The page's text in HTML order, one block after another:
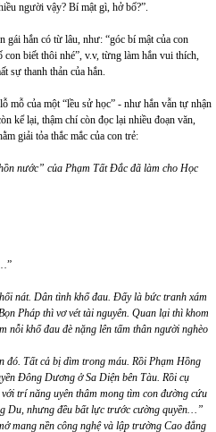
người vậy? Bí mật gì, hở bố?”.
gái hắn có từ lâu, như: “góc bí mật của con
biết thôi nhé”, v.v, từng làm hắn vui thích,
sự thanh thản của hắn.
mỗ của một “lều sử học” - như hắn vẫn tự nhận
kể lại, thậm chí còn đọc lại nhiều đoạn văn,
giải tỏa thắc mắc của con trẻ:
nước” của Phạm Tất Đắc đã làm cho Học
nát. Dân tình khổ đau. Đấy là bức tranh xám
Pháp thì vơ vét tài nguyên. Quan lại thì khom
nỗi khổ đau đè nặng lên tấm thân người nghèo
đó. Tất cả bị dìm trong máu. Rồi Phạm Hồng
Đông Dương ở Sa Diện bên Tàu. Rồi cụ
với trí năng uyên thâm mong tìm con đường cứu
Du, nhưng đều bất lực trước cường quyền…”
mang nền công nghệ và lập trường Cao đẳng